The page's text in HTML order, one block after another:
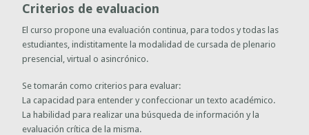
Criterios de evaluacion
El curso propone una evaluación continua, para todos y todas las
estudiantes, indistitamente la modalidad de cursada de plenario
presencial, virtual o asincrónico.
Se tomarán como criterios para evaluar:
La capacidad para entender y confeccionar un texto académico.
La habilidad para realizar una búsqueda de información y la
evaluación crítica de la misma.